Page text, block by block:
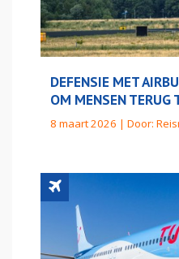
DEFENSIE MET
OM MENSEN TERUG
8 maart 2026 | Door: